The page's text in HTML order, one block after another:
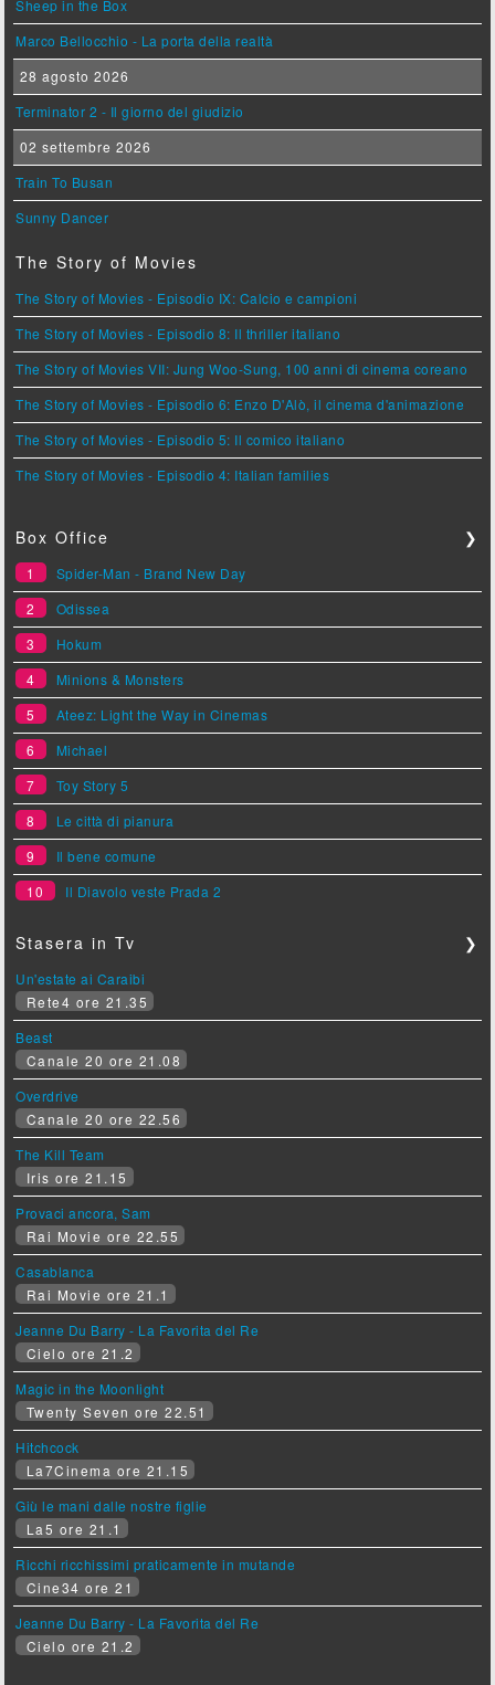
Sheep in the Box
Marco Bellocchio - La porta della realtà
28 agosto 2026
Terminator 2 - Il giorno del giudizio
02 settembre 2026
Train To Busan
Sunny Dancer
The Story of Movies
The Story of Movies - Episodio IX: Calcio e campioni
The Story of Movies - Episodio 8: Il thriller italiano
The Story of Movies VII: Jung Woo-Sung, 100 anni di cinema coreano
The Story of Movies - Episodio 6: Enzo D'Alò, il cinema d'animazione
The Story of Movies - Episodio 5: Il comico italiano
The Story of Movies - Episodio 4: Italian families
Box Office ❯
1
Spider-Man - Brand New Day
2
Odissea
3
Hokum
4
Minions & Monsters
5
Ateez: Light the Way in Cinemas
6
Michael
7
Toy Story 5
8
Le città di pianura
9
Il bene comune
10
Il Diavolo veste Prada 2
Stasera in Tv ❯
Un'estate ai Caraibi
Rete4 ore 21.35
Beast
Canale 20 ore 21.08
Overdrive
Canale 20 ore 22.56
The Kill Team
Iris ore 21.15
Provaci ancora, Sam
Rai Movie ore 22.55
Casablanca
Rai Movie ore 21.1
Jeanne Du Barry - La Favorita del Re
Cielo ore 21.2
Magic in the Moonlight
Twenty Seven ore 22.51
Hitchcock
La7Cinema ore 21.15
Giù le mani dalle nostre figlie
La5 ore 21.1
Ricchi ricchissimi praticamente in mutande
Cine34 ore 21
Jeanne Du Barry - La Favorita del Re
Cielo ore 21.2